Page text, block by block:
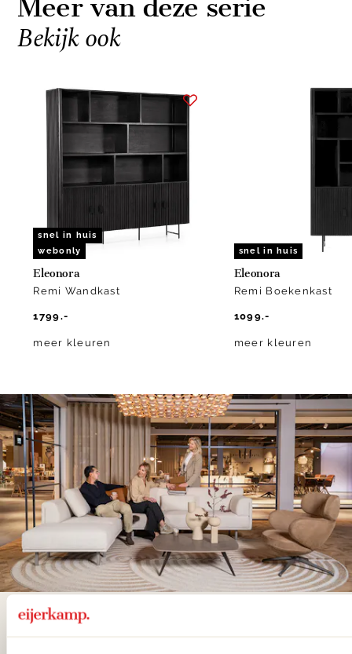
Meer van deze serie
Bekijk ook
snel in huis
webonly
Eleonora
Remi Wandkast
1799.-
meer kleuren
snel in huis
Eleonora
Remi Boekenkast
1099.-
meer kleuren
De woonwinkel